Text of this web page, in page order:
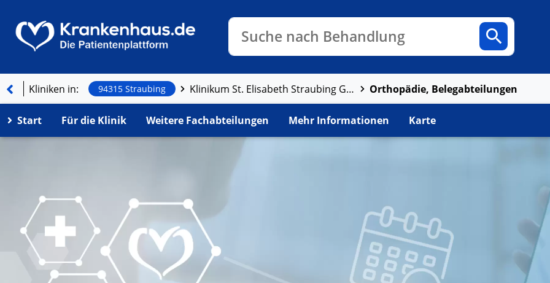
Suche nach Behandlung
Kliniken in: 94315 Straubing Klinikum St. Elisabeth Straubing GmbH Orthopädie, Belegabteilungen
Start Für die Klinik Weitere Fachabteilungen Mehr Informationen Karte